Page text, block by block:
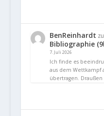
BenReinhardt zu
Bibliographie
7. Juli 2026
Ich finde es
aus dem Wettkampf
übertragen.